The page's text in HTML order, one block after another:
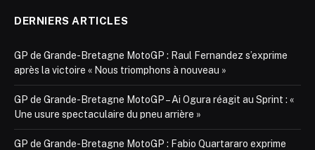
DERNIERS ARTICLES
GP de Grande-Bretagne MotoGP : Raul Fernandez s’exprime
après la victoire « Nous triomphons à nouveau »
GP de Grande-Bretagne MotoGP – Ai Ogura réagit au Sprint : «
Une usure spectaculaire du pneu arrière »
GP de Grande-Bretagne MotoGP : Fabio Quartararo exprime